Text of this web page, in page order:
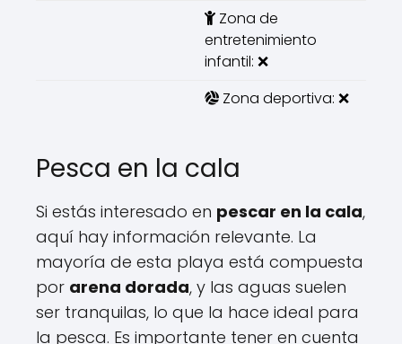
Zona de
entretenimiento
infantil: ❌
Zona deportiva: ❌
Pesca en la cala
Si estás interesado en pescar en la cala,
aquí hay información relevante. La
mayoría de esta playa está compuesta
por arena dorada, y las aguas suelen
ser tranquilas, lo que la hace ideal para
la pesca. Es importante tener en cuenta